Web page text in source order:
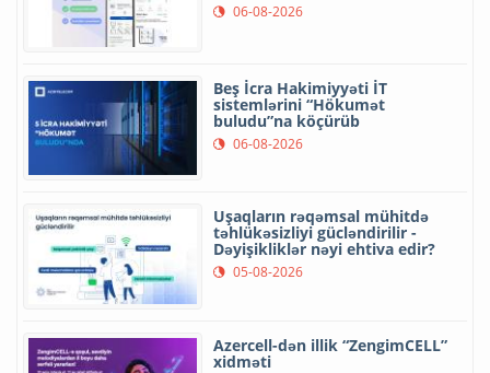
06-08-2026
Beş İcra Hakimiyyəti İT
sistemlərini “Hökumət
buludu”na köçürüb
06-08-2026
Uşaqların rəqəmsal mühitdə
təhlükəsizliyi gücləndirilir -
Dəyişikliklər nəyi ehtiva edir?
05-08-2026
Azercell-dən illik “ZengimCELL”
xidməti